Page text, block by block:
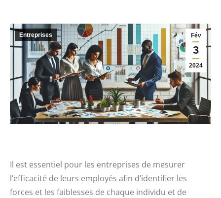
Fév
3
2024
Entreprises
Il est essentiel pour les entreprises de mesurer
l’efficacité de leurs employés afin d’identifier les
forces et les faiblesses de chaque individu et de